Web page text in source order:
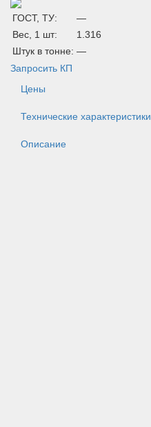
ГОСТ, ТУ:
—
Вес, 1 шт:
1.316
Штук в тонне: —
Запросить КП
Цены
Технические характеристики
Описание